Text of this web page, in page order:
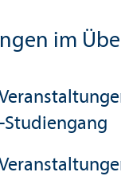
im
Studien­gang